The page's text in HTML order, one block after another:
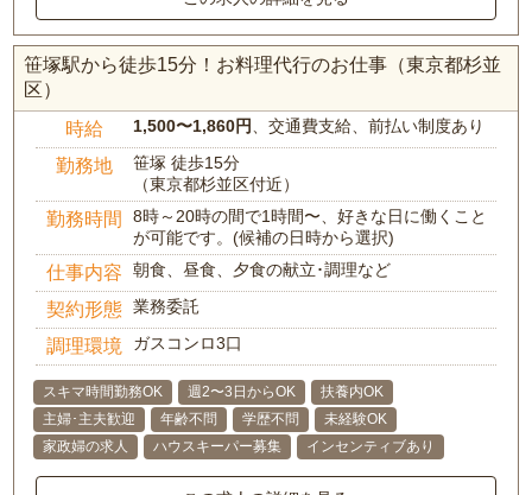
笹塚駅から徒歩15分！お料理代行のお仕事（東京都杉並
区）
時給 1,500〜1,860円 、交通費支給、前払い制度あり
勤務地
笹塚 徒歩15分
（東京都杉並区付近）
勤務時間
8時～20時の間で1時間〜、好きな日に働くこと
が可能です。(候補の日時から選択)
仕事内容 朝食、昼食、夕食の献立･調理など
契約形態 業務委託
調理環境 ガスコンロ3口
スキマ時間勤務OK 週2〜3日からOK
扶養内OK
主婦･主夫歓迎
年齢不問 学歴不問
未経験OK
家政婦の求人
ハウスキーパー募集 インセンティブあり